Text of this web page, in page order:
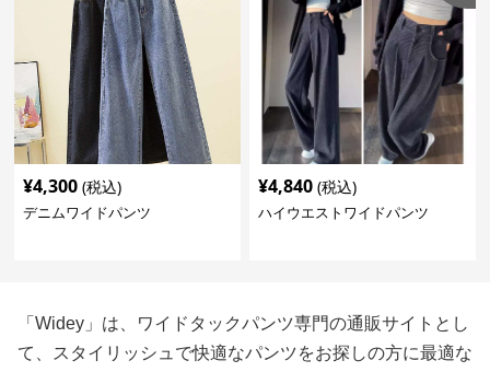
¥4,300 (税込)
デニムワイドパンツ
¥4,840 (税込)
ハイウエストワイドパンツ
「Widey」は、ワイドタックパンツ専門の通販サイトとし
て、スタイリッシュで快適なパンツをお探しの方に最適な